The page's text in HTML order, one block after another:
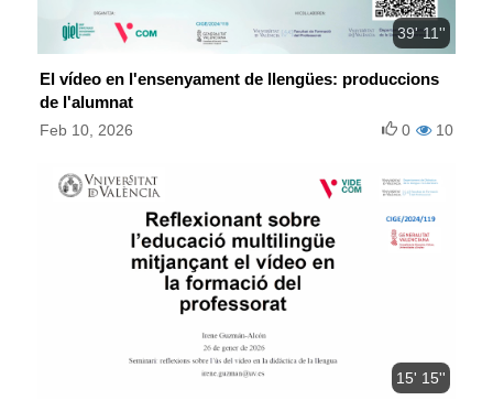
39' 11''
El vídeo en l'ensenyament de llengües: produccions
de l'alumnat
Feb 10, 2026 10
0
15' 15''